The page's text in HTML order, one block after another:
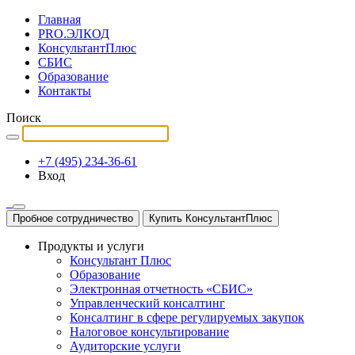
Главная
PRO.ЭЛКОД
КонсультантПлюс
СБИС
Образование
Контакты
Поиск
+7 (495) 234-36-61
Вход
Пробное сотрудничество Купить КонсультантПлюс
Продукты и услуги
Консультант Плюс
Образование
Электронная отчетность «СБИС»
Управленческий консалтинг
Консалтинг в сфере регулируемых закупок
Налоговое консультирование
Аудиторские услуги